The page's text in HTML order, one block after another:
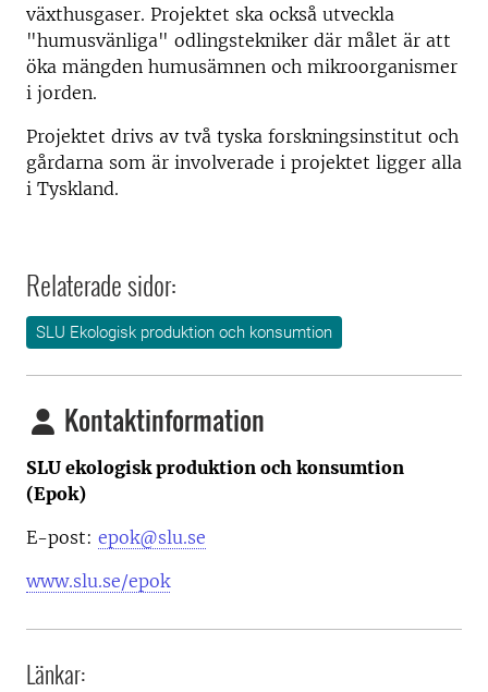
växthusgaser. Projektet ska också utveckla
"humusvänliga" odlingstekniker där målet är att
öka mängden humusämnen och mikroorganismer
i jorden.
Projektet drivs av två tyska forskningsinstitut och
gårdarna som är involverade i projektet ligger alla
i Tyskland.
Relaterade sidor:
SLU Ekologisk produktion och konsumtion
Kontaktinformation
SLU ekologisk produktion och konsumtion
(Epok)
E-post: epok@slu.se
www.slu.se/epok
Länkar: